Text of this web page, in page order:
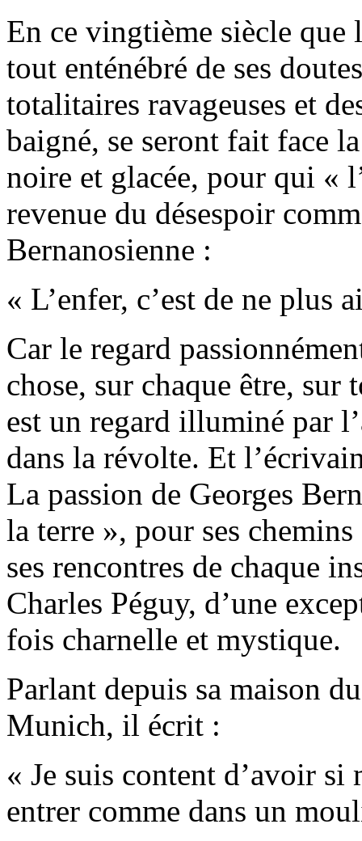
En ce vingtième siècle que
tout enténébré de ses
totalitaires ravageuses et
baigné, se seront fait face
noire et glacée, pour qui «
revenue du désespoir
Bernanosienne :
« L’enfer, c’est de ne plus
Car le regard
chose, sur chaque être, sur
est un regard illuminé par
dans la révolte. Et
La passion de Georges
la terre », pour ses
ses rencontres de chaque
Charles Péguy, d’une
fois charnelle et mystique.
Parlant depuis sa maison
Munich, il écrit :
« Je suis content d’avoir
entrer comme dans un